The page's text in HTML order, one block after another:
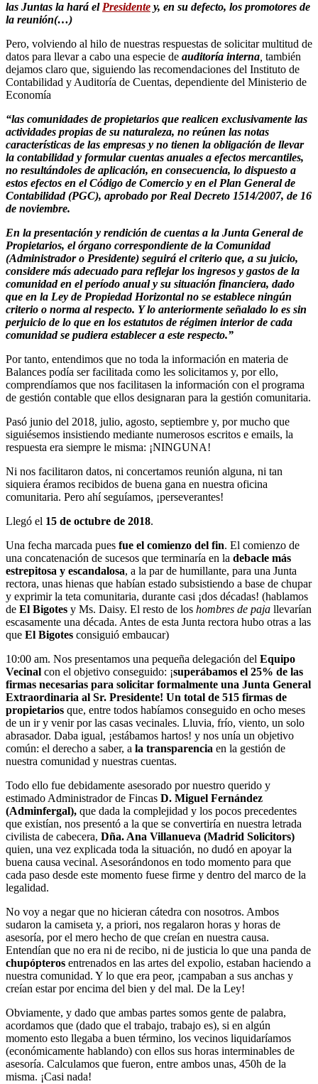
las Juntas la hará el Presidente y, en su defecto, los promotores de
la reunión(…)
Pero, volviendo al hilo de nuestras respuestas de solicitar multitud de
datos para llevar a cabo una especie de auditoría interna también
dejamos claro que, siguiendo las recomendaciones del Instituto de
Contabilidad y Auditoría de Cuentas, dependiente del Ministerio de
Economía
“las comunidades de propietarios que realicen exclusivamente las
actividades propias de su naturaleza, no reúnen las notas
características de las empresas y no tienen la obligación de llevar
la contabilidad y formular cuentas anuales a efectos mercantiles,
no resultándoles de aplicación, en consecuencia, lo dispuesto a
estos efectos en el Código de Comercio y en el Plan General de
Contabilidad (PGC), aprobado por Real Decreto 1514/2007, de 16
de noviembre.
En la presentación y rendición de cuentas a la Junta General de
Propietarios, el órgano correspondiente de la Comunidad
(Administrador o Presidente) seguirá el criterio que, a su juicio,
considere más adecuado para reflejar los ingresos y gastos de la
comunidad en el período anual y su situación financiera, dado
que en la Ley de Propiedad Horizontal no se establece ningún
criterio o norma al respecto. Y lo anteriormente señalado lo es sin
perjuicio de lo que en los estatutos de régimen interior de cada
comunidad se pudiera establecer a este respecto.”
Por tanto, entendimos que no toda la información en materia de
Balances podía ser facilitada como les solicitamos y, por ello,
comprendíamos que nos facilitasen la información con el programa
de gestión contable que ellos designaran para la gestión comunitaria.
Pasó junio del 2018, julio, agosto, septiembre y, por mucho que
siguiésemos insistiendo mediante numerosos escritos e emails, la
respuesta era siempre le misma: ¡NINGUNA!
Ni nos facilitaron datos, ni concertamos reunión alguna, ni tan
siquiera éramos recibidos de buena gana en nuestra oficina
comunitaria. Pero ahí seguíamos, ¡perseverantes!
Llegó el 15 de octubre de 2018.
Una fecha marcada pues fue el comienzo del fin. El comienzo de
una concatenación de sucesos que terminaría en la debacle más
estrepitosa y escandalosa, a la par de humillante, para una Junta
rectora, unas hienas que habían estado subsistiendo a base de chupar
y exprimir la teta comunitaria, durante casi ¡dos décadas! (hablamos
de El Bigotes y Ms. Daisy. El resto de los hombres de paja llevarían
escasamente una década. Antes de esta Junta rectora hubo otras a las
que El Bigotes consiguió embaucar)
10:00 am. Nos presentamos una pequeña delegación del Equipo
Vecinal con el objetivo conseguido: ¡superábamos el 25% de las
firmas necesarias para solicitar formalmente una Junta General
Extraordinaria al Sr. Presidente! Un total de 515 firmas de
propietarios que, entre todos habíamos conseguido en ocho meses
de un ir y venir por las casas vecinales. Lluvia, frío, viento, un solo
abrasador. Daba igual, ¡estábamos hartos! y nos unía un objetivo
común: el derecho a saber, a la transparencia en la gestión de
nuestra comunidad y nuestras cuentas.
Todo ello fue debidamente asesorado por nuestro querido y
estimado Administrador de Fincas D. Miguel Fernández
(Adminfergal), que dada la complejidad y los pocos precedentes
que existían, nos presentó a la que se convertiría en nuestra letrada
civilista de cabecera, Dña. Ana Villanueva (Madrid Solicitors)
quien, una vez explicada toda la situación, no dudó en apoyar la
buena causa vecinal. Asesorándonos en todo momento para que
cada paso desde este momento fuese firme y dentro del marco de la
legalidad.
No voy a negar que no hicieran cátedra con nosotros. Ambos
sudaron la camiseta y, a priori, nos regalaron horas y horas de
asesoría, por el mero hecho de que creían en nuestra causa.
Entendían que no era ni de recibo, ni de justicia lo que una panda de
chupópteros entrenados en las artes del expolio, estaban haciendo a
nuestra comunidad. Y lo que era peor, ¡campaban a sus anchas y
creían estar por encima del bien y del mal. De la Ley!
Obviamente, y dado que ambas partes somos gente de palabra,
acordamos que (dado que el trabajo, trabajo es), si en algún
momento esto llegaba a buen término, los vecinos liquidaríamos
(económicamente hablando) con ellos sus horas interminables de
asesoría. Calculamos que fueron, entre ambos unas, 450h de la
misma. ¡Casi nada!